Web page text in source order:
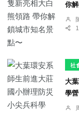
你
社
大
學